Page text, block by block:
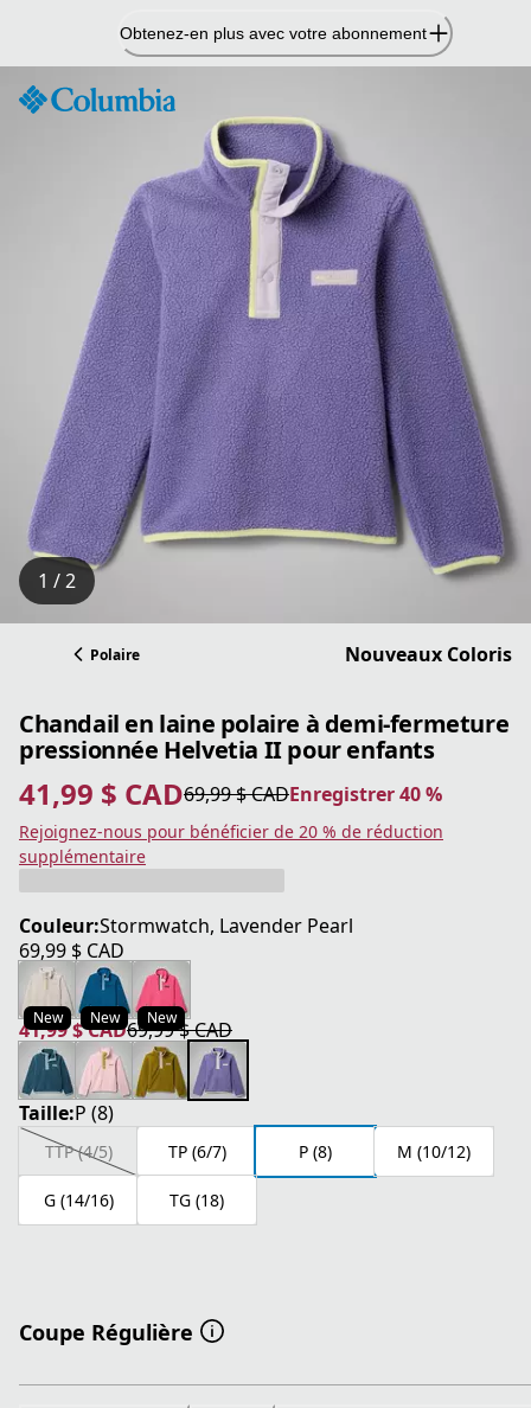
contenu
Obtenez-en plus avec votre abonnement
1 / 2
Polaire Nouveaux Coloris
Chandail en laine polaire à demi-fermeture
pressionnée Helvetia II pour enfants
41,99 $ CAD
prix actuel 41,99 $ CAD69,99 $ CAD
prix original 69,99 $ CAD Enregistrer 40 %
Enregistrer 40 %
Rejoignez-nous pour bénéficier de 20 % de réduction
supplémentaire
Couleur:Stormwatch, Lavender Pearl
69,99 $ CAD
prix actuel 69,99 $ CAD
New New New
41,99 $ CAD
prix actuel 41,99 $ CAD
69,99 $ CAD
prix original 69,99 $ CAD
Taille:P (8)
TTP (4/5) TP (6/7) P (8) M (10/12)
G (14/16) TG (18)
Coupe Régulière